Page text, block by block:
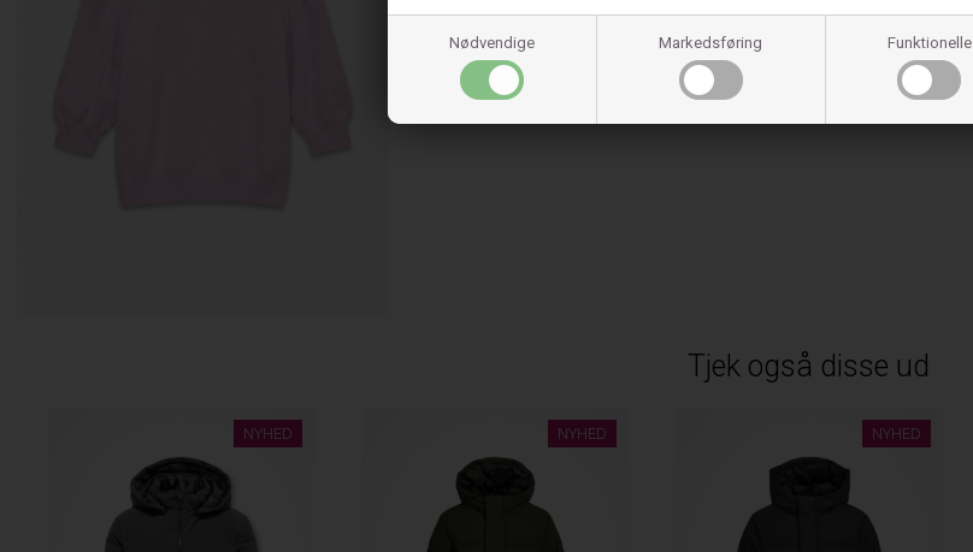
Nødvendige Markedsføring Funktionelle
Tjek også disse ud
NYHED NYHED NYHED